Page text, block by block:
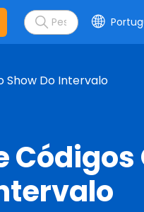
Show Do Intervalo
Códigos